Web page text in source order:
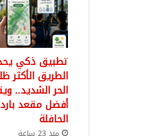
تطبيق ذكي
الطريق الأكثر
الحر الشديد..
أفضل مقعد
الحافلة